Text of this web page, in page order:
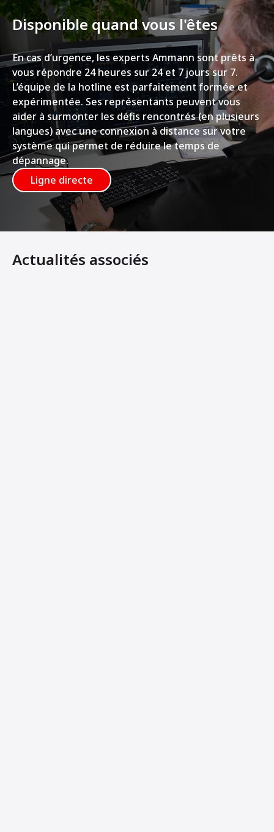
Disponible quand vous l'êtes
En cas d’urgence, les experts Ammann sont prêts à
vous répondre 24 heures sur 24 et 7 jours sur 7.
L’équipe de la hotline est parfaitement formée et
expérimentée. Ses représentants peuvent vous
aider à surmonter les défis rencontrés (en plusieurs
langues) avec une connexion à distance sur votre
système qui permet de réduire le temps de
dépannage.
Ligne directe
Actualités associés